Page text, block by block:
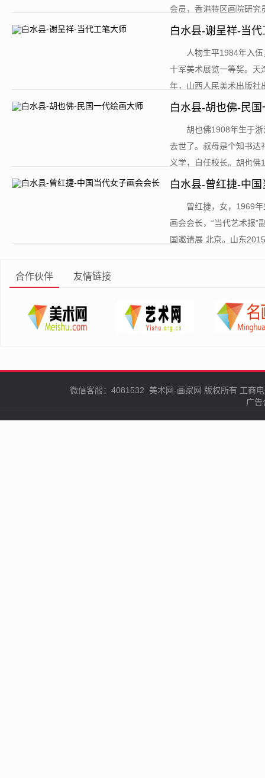
会员，香港特区画院研究
白水县-谢呈祥-当
人物生平1984年入
十军美术展览一等奖。天
年，山西人民美术出版社
白水县-胡也佛-民
胡也佛1908年生于
去世了。叔母是个知书达
义学，自任校长。胡也
白水县-曾红捷-中
曾红捷，女，1969
画会会长，“当代艺术报
国邀请展 北京。山东
合作伙伴 友情链接
微信客服：4081532 美术网-画家网 版权所有 工商
广